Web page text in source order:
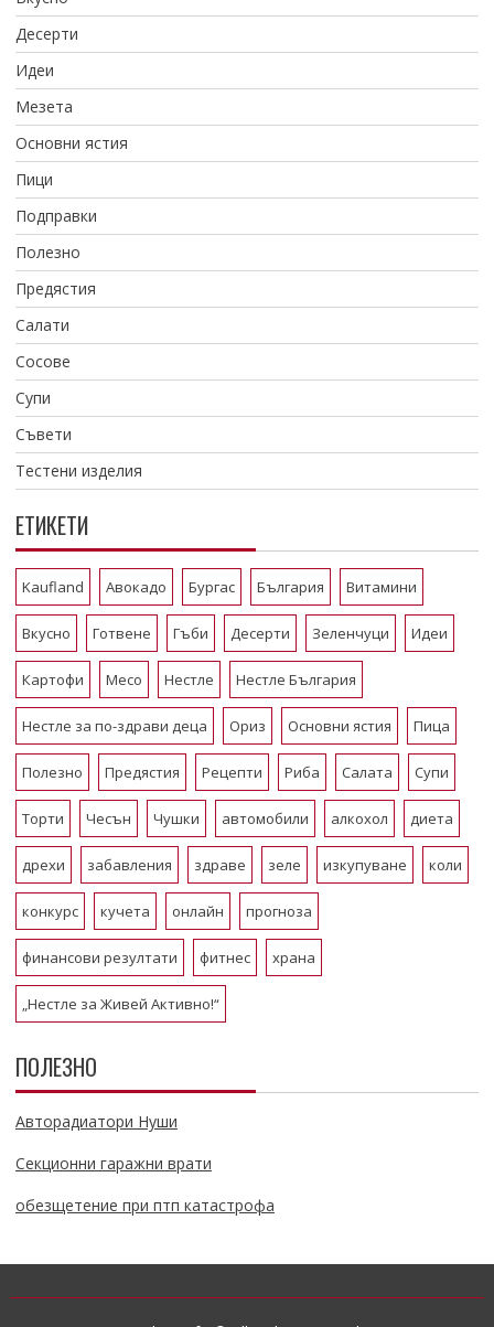
Десерти
Идеи
Мезета
Основни ястия
Пици
Подправки
Полезно
Предястия
Салати
Сосове
Супи
Съвети
Тестени изделия
ЕТИКЕТИ
Kaufland Авокадо Бургас България Витамини
Вкусно Готвене Гъби Десерти Зеленчуци Идеи
Картофи Месо Нестле Нестле България
Нестле за по-здрави деца Ориз Основни ястия Пица
Полезно Предястия Рецепти Риба Салата Супи
Торти Чесън Чушки автомобили алкохол диета
дрехи забавления здраве зеле изкупуване коли
конкурс кучета онлайн прогноза
финансови резултати фитнес храна
„Нестле за Живей Активно!“
ПОЛЕЗНО
Авторадиатори Нуши
Секционни гаражни врати
обезщетение при птп катастрофа